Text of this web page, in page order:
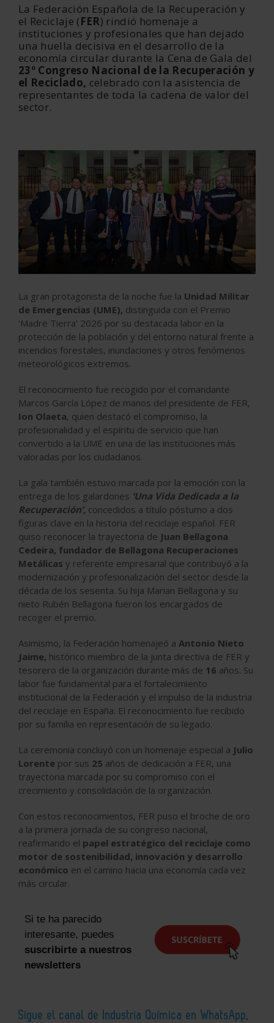
La Federación Española de la Recuperación y
el Reciclaje (FER) rindió homenaje a
instituciones y profesionales que han dejado
una huella decisiva en el desarrollo de la
economía circular durante la Cena de Gala del
23º Congreso Nacional de la Recuperación y
el Reciclado, celebrado con la asistencia de
representantes de toda la cadena de valor del
sector.
La gran protagonista de la noche fue la Unidad Militar
de Emergencias (UME), distinguida con el Premio
‘Madre Tierra’ 2026 por su destacada labor en la
protección de la población y del entorno natural frente a
incendios forestales, inundaciones y otros fenómenos
meteorológicos extremos.
El reconocimiento fue recogido por el comandante
Marcos García López de manos del presidente de FER,
Ion Olaeta, quien destacó el compromiso, la
profesionalidad y el espíritu de servicio que han
convertido a la UME en una de las instituciones más
valoradas por los ciudadanos.
La gala también estuvo marcada por la emoción con la
entrega de los galardones ‘Una Vida Dedicada a la
Recuperación’, concedidos a título póstumo a dos
figuras clave en la historia del reciclaje español. FER
quiso reconocer la trayectoria de Juan Bellagona
Cedeira, fundador de Bellagona Recuperaciones
Metálicas y referente empresarial que contribuyó a la
modernización y profesionalización del sector desde la
década de los sesenta. Su hija Marian Bellagona y su
nieto Rubén Bellagona fueron los encargados de
recoger el premio.
Asimismo, la Federación homenajeó a Antonio Nieto
Jaime, histórico miembro de la junta directiva de FER y
tesorero de la organización durante más de 16 años. Su
labor fue fundamental para el fortalecimiento
institucional de la Federación y el impulso de la industria
del reciclaje en España. El reconocimiento fue recibido
por su familia en representación de su legado.
La ceremonia concluyó con un homenaje especial a Julio
Lorente por sus 25 años de dedicación a FER, una
trayectoria marcada por su compromiso con el
crecimiento y consolidación de la organización.
Con estos reconocimientos, FER puso el broche de oro
a la primera jornada de su congreso nacional,
reafirmando el papel estratégico del reciclaje como
motor de sostenibilidad, innovación y desarrollo
económico en el camino hacia una economía cada vez
más circular.
Si te ha parecido
interesante, puedes
suscribirte a nuestros
newsletters
Sigue el canal de Industria Química en WhatsApp,